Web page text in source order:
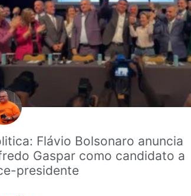
Flávio Bolsonaro anuncia
Gaspar como candidato a
presidente